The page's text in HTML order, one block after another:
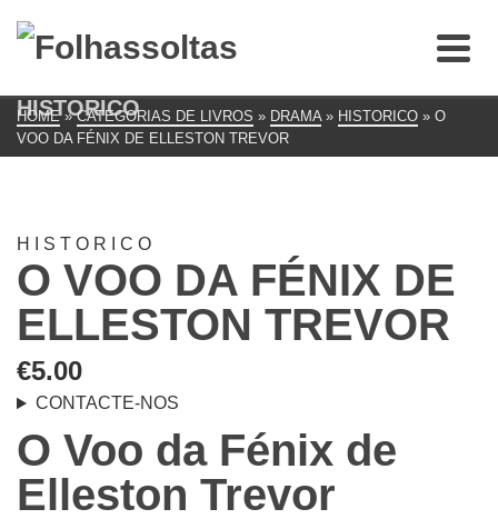
HISTORICO
HOME » CATEGORIAS DE LIVROS » DRAMA » HISTORICO » O
VOO DA FÉNIX DE ELLESTON TREVOR
HISTORICO
O VOO DA FÉNIX DE
ELLESTON TREVOR
€5.00
CONTACTE-NOS
O Voo da Fénix de
Elleston Trevor